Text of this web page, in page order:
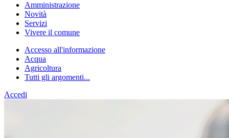
Amministrazione
Novità
Servizi
Vivere il comune
Accesso all'informazione
Acqua
Agricoltura
Tutti gli argomenti...
Accedi